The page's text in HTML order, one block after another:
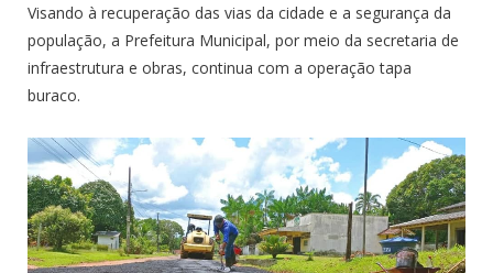
Visando à recuperação das vias da cidade e a segurança da
população, a Prefeitura Municipal, por meio da secretaria de
infraestrutura e obras, continua com a operação tapa
buraco.